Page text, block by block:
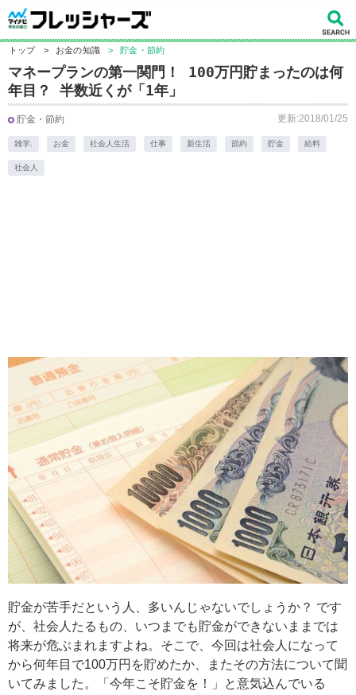
トップ > お金の知識 > 貯金・節約
マネープランの第一関門！ 100万円貯まったのは何
年目？ 半数近くが「1年」
貯金・節約 更新:2018/01/25
雑学. お金 社会人生活 仕事 新生活 節約 貯金 給料
社会人
貯金が苦手だという人、多いんじゃないでしょうか？ です
が、社会人たるもの、いつまでも貯金ができないままでは
将来が危ぶまれますよね。そこで、今回は社会人になって
から何年目で100万円を貯めたか、またその方法について聞
いてみました。「今年こそ貯金を！」と意気込んでいる